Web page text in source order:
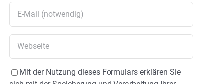
Mit der Nutzung dieses Formulars erklären Sie